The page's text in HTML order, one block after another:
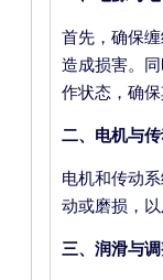
首先，确保
造成损害。
作状态，确
二、电机与
电机和传动
动或磨损，
三、润滑与